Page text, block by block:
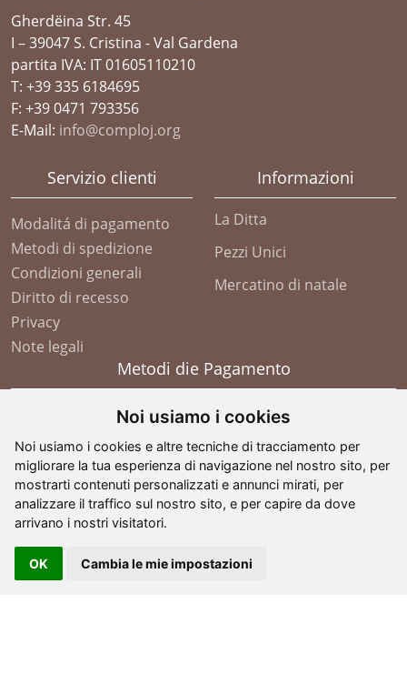
Noi usiamo i cookies
Noi usiamo i cookies e altre tecniche di tracciamento per
migliorare la tua esperienza di navigazione nel nostro sito, per
mostrarti contenuti personalizzati e annunci mirati, per
analizzare il traffico sul nostro sito, e per capire da dove
arrivano i nostri visitatori.
OK Cambia le mie impostazioni
Gherdëina Str. 45
I – 39047 S. Cristina - Val Gardena
partita IVA: IT 01605110210
T: +39 335 6184695
F: +39 0471 793356
E-Mail: info@comploj.org
Servizio clienti
Modalitá di pagamento
Metodi di spedizione
Condizioni generali
Diritto di recesso
Privacy
Note legali
Informazioni
La Ditta
Pezzi Unici
Mercatino di natale
Metodi die Pagamento